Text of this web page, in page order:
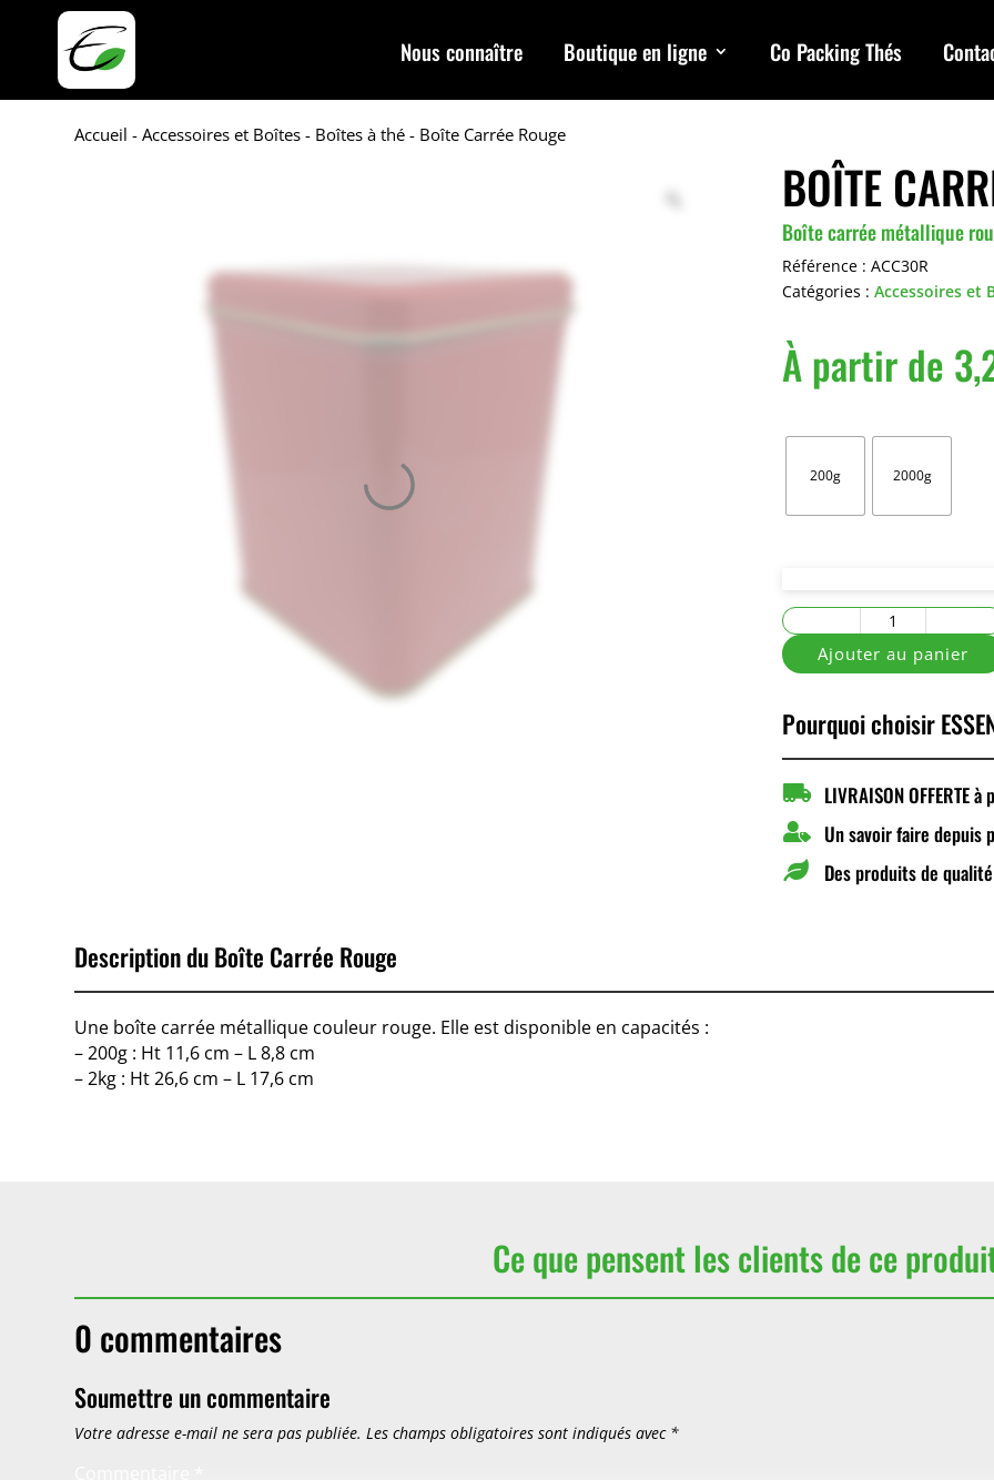
Nous connaître Boutique en ligne Co Packing Thés
Accueil -Accessoires et Boîtes - Boîtes à thé - Boîte Carrée Rouge
BOÎTE
Boîte carrée métallique
Référence :ACC30R
Catégories :Accessoires et
À partir de
200g 2000g
quantité
Boîte
Rouge
Ajouter au panier
Pourquoi choisir
 LIVRAISON OFFERTE
 Un savoir faire depuis
 Des produits de
Description du Boîte Carrée Rouge
Une boîte carrée métallique couleur rouge. Elle est disponible en capacités :
– 200g : Ht 11,6 cm – L 8,8 cm
– 2kg : Ht 26,6 cm – L 17,6 cm
Ce que pensent les clients de ce
0 commentaires
Soumettre un commentaire
Votre adresse e-mail ne sera pas publiée. Les champs obligatoires sont indiqués avec *